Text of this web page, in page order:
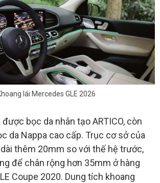
lái Mercedes GLE 2026
bọc da nhân tạo ARTICO, còn
da Nappa cao cấp. Trục cơ sở của
thêm 20mm so với thế hệ trước,
để chân rộng hơn 35mm ở hàng
Coupe 2020. Dung tích khoang